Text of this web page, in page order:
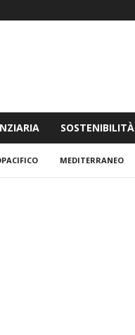
SOSTENIBILITÀ
MEDITERRANEO